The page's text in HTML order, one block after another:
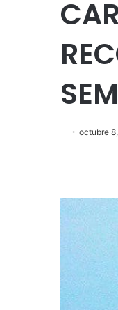
octubre